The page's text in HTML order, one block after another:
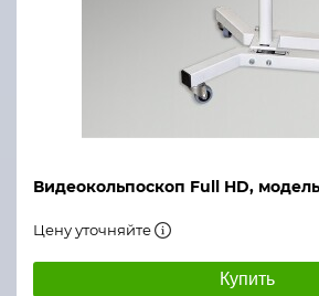
Видеокольпоскоп Full HD,
Цену уточняйте
Купить